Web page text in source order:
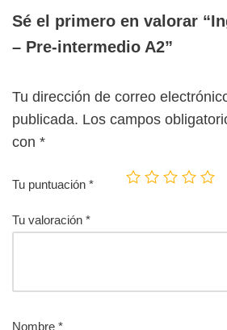
Sé el primero en valorar
– Pre-intermedio A2”
Tu dirección de correo
publicada. Los campos
con *
Tu puntuación *
Tu valoración *
Nombre *